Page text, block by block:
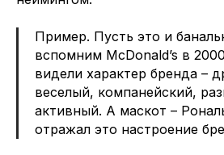
Пример. Пусть это и
вспомним McDonald’s в
видели характер бренда –
веселый, компанейский,
активный. А маскот –
отражал это настроение